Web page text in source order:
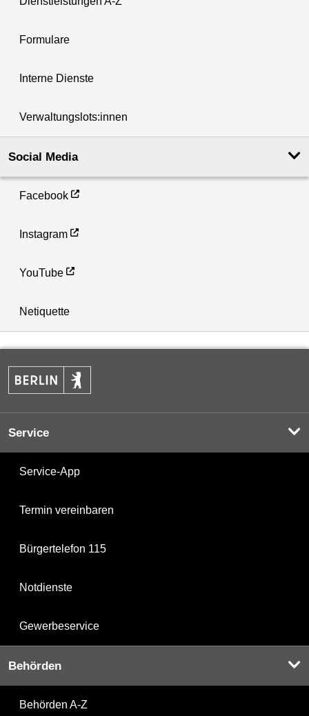
Formulare
Interne Dienste
Verwaltungslots:innen
Social Media
Facebook
Instagram
YouTube
Netiquette
Service
Service-App
Termin vereinbaren
Bürgertelefon 115
Notdienste
Gewerbeservice
Behörden
Behörden A-Z